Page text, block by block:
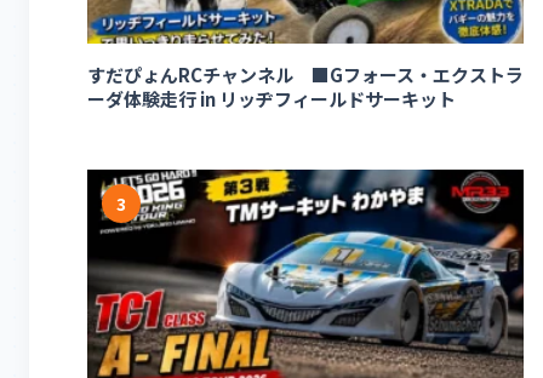
すだぴょんRCチャンネル ■Gフォース・エクストラ
ーダ体験走行 in リッヂフィールドサーキット
3